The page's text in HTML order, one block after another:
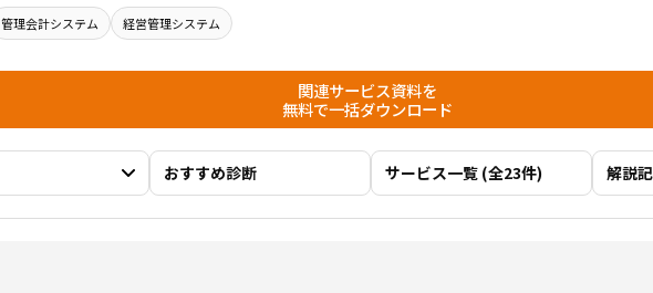
管理会計システム 経営管理システム
関連サービス資料を
無料で一括ダウンロード
おすすめ診断 サービス一覧 (全23件) 解説